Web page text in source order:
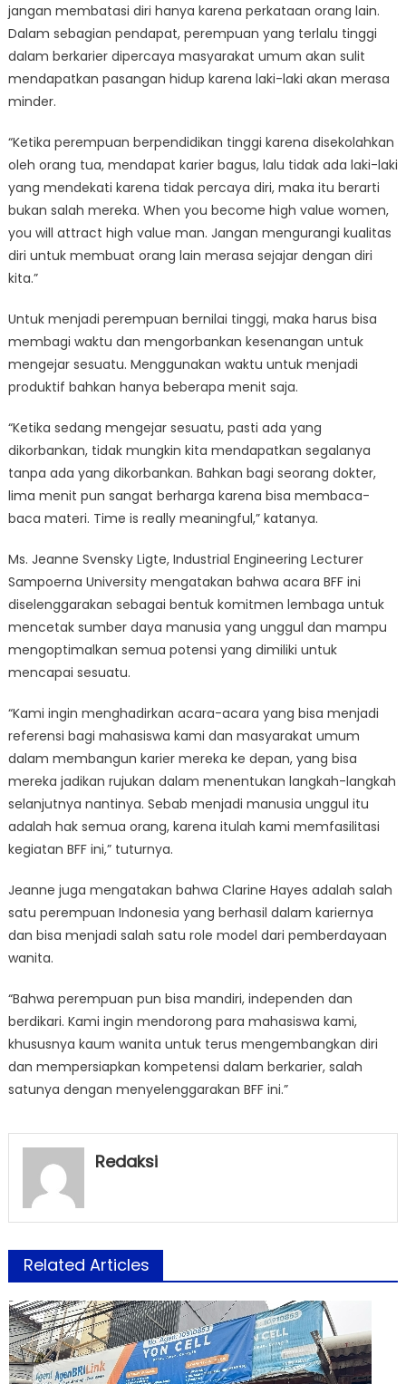
jangan membatasi diri hanya karena perkataan orang lain.
Dalam sebagian pendapat, perempuan yang terlalu tinggi
dalam berkarier dipercaya masyarakat umum akan sulit
mendapatkan pasangan hidup karena laki-laki akan merasa
minder.
“Ketika perempuan berpendidikan tinggi karena disekolahkan
oleh orang tua, mendapat karier bagus, lalu tidak ada laki-laki
yang mendekati karena tidak percaya diri, maka itu berarti
bukan salah mereka. When you become high value women,
you will attract high value man. Jangan mengurangi kualitas
diri untuk membuat orang lain merasa sejajar dengan diri
kita.”
Untuk menjadi perempuan bernilai tinggi, maka harus bisa
membagi waktu dan mengorbankan kesenangan untuk
mengejar sesuatu. Menggunakan waktu untuk menjadi
produktif bahkan hanya beberapa menit saja.
“Ketika sedang mengejar sesuatu, pasti ada yang
dikorbankan, tidak mungkin kita mendapatkan segalanya
tanpa ada yang dikorbankan. Bahkan bagi seorang dokter,
lima menit pun sangat berharga karena bisa membaca-
baca materi. Time is really meaningful,” katanya.
Ms. Jeanne Svensky Ligte, Industrial Engineering Lecturer
Sampoerna University mengatakan bahwa acara BFF ini
diselenggarakan sebagai bentuk komitmen lembaga untuk
mencetak sumber daya manusia yang unggul dan mampu
mengoptimalkan semua potensi yang dimiliki untuk
mencapai sesuatu.
“Kami ingin menghadirkan acara-acara yang bisa menjadi
referensi bagi mahasiswa kami dan masyarakat umum
dalam membangun karier mereka ke depan, yang bisa
mereka jadikan rujukan dalam menentukan langkah-langkah
selanjutnya nantinya. Sebab menjadi manusia unggul itu
adalah hak semua orang, karena itulah kami memfasilitasi
kegiatan BFF ini,” tuturnya.
Jeanne juga mengatakan bahwa Clarine Hayes adalah salah
satu perempuan Indonesia yang berhasil dalam kariernya
dan bisa menjadi salah satu role model dari pemberdayaan
wanita.
“Bahwa perempuan pun bisa mandiri, independen dan
berdikari. Kami ingin mendorong para mahasiswa kami,
khususnya kaum wanita untuk terus mengembangkan diri
dan mempersiapkan kompetensi dalam berkarier, salah
satunya dengan menyelenggarakan BFF ini.”
Redaksi
Related Articles